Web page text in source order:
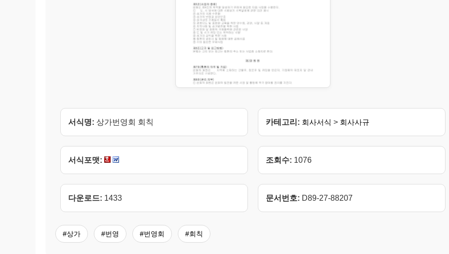
서식명: 상가번영회 회칙 카테고리: 회사서식 > 회사사규
서식포맷: 조회수: 1076
다운로드: 1433 문서번호: D89-27-88207
#상가 #번영 #번영회 #회칙